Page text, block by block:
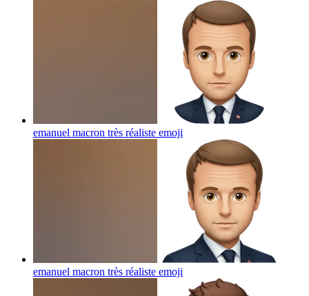
emanuel macron très réaliste emoji
emanuel macron très réaliste emoji